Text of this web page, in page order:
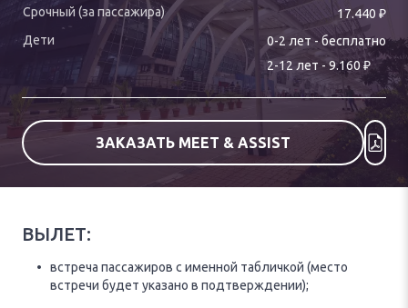
17.440 ₽
0-2 лет - бесплатно
2-12 лет -9.160 ₽
ЗАКАЗАТЬ MEET & ASSIST
ВЫЛЕТ:
встреча пассажиров с именной табличкой (место
встречи будет указано в подтверждении);